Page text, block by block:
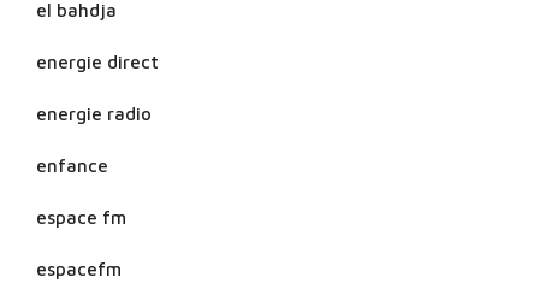
el bahdja
energie direct
energie radio
enfance
espace fm
espacefm